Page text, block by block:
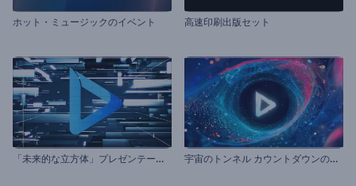
ホット・ミュージックのイベント 高速印刷出版セット
「
未来的な立方体」プレゼンテーション 宇
宙のトンネル カウントダウンのイントロ